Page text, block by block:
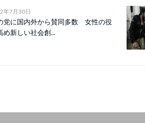
年7月30日
党に国内外から賛同多数 女性の役
め新しい社会創...